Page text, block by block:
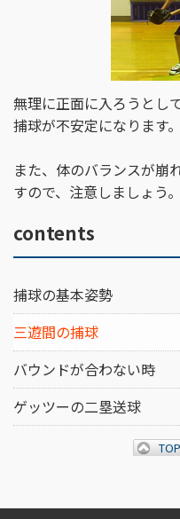
無理に正面に入ろうとし
捕球が不安定になります。
また、体のバランスが崩
すので、注意しましょう。
contents
捕球の基本姿勢
三遊間の捕球
バウンドが合わない時
ゲッツーの二塁送球